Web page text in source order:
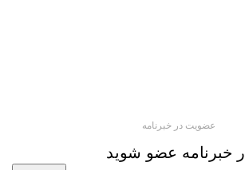
عضویت در خبرنامه
خبرنامه عضو شوید